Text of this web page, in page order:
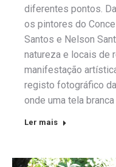
diferentes pontos.
os pintores do
Santos e Nelson
natureza e locais de
manifestação
registo fotográfico
onde uma tela branca
Ler mais